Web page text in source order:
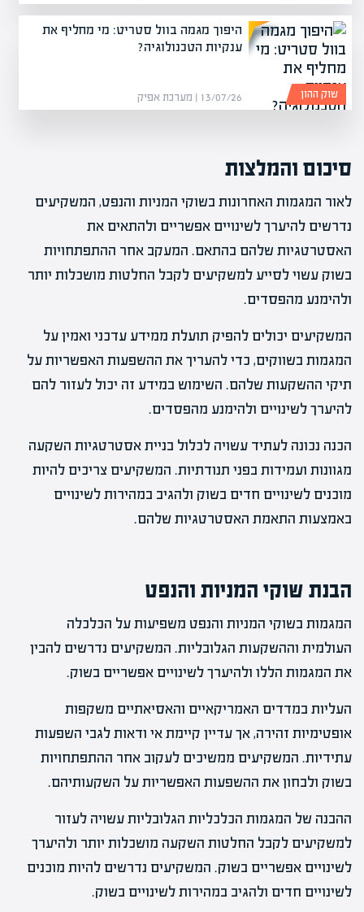
היפוך מגמה בוול סטריט: מי מחליף את
ענקיות הטכנולוגיה?
13/07/26 | מערכת אפיק שוק ההון
סיכום והמלצות
לאור המגמות האחרונות בשוקי המניות והנפט, המשקיעים
נדרשים להיערך לשינויים אפשריים ולהתאים את
האסטרטגיות שלהם בהתאם. המעקב אחר ההתפתחויות
בשוק עשוי לסייע למשקיעים לקבל החלטות מושכלות יותר
ולהימנע מהפסדים.
המשקיעים יכולים להפיק תועלת ממידע עדכני ואמין על
המגמות בשווקים, כדי להעריך את ההשפעות האפשריות על
תיקי ההשקעות שלהם. השימוש במידע זה יכול לעזור להם
להיערך לשינויים ולהימנע מהפסדים.
הכנה נכונה לעתיד עשויה לכלול בניית אסטרטגיות השקעה
מגוונות ועמידות בפני תנודתיות. המשקיעים צריכים להיות
מוכנים לשינויים חדים בשוק ולהגיב במהירות לשינויים
באמצעות התאמת האסטרטגיות שלהם.
הבנת שוקי המניות והנפט
המגמות בשוקי המניות והנפט משפיעות על הכלכלה
העולמית וההשקעות הגלובליות. המשקיעים נדרשים להבין
את המגמות הללו ולהיערך לשינויים אפשריים בשוק.
העליות במדדים האמריקאיים והאסיאתיים משקפות
אופטימיות זהירה, אך עדיין קיימת אי ודאות לגבי השפעות
עתידיות. המשקיעים ממשיכים לעקוב אחר ההתפתחויות
בשוק ולבחון את ההשפעות האפשריות על השקעותיהם.
ההבנה של המגמות הכלכליות הגלובליות עשויה לעזור
למשקיעים לקבל החלטות השקעה מושכלות יותר ולהיערך
לשינויים אפשריים בשוק. המשקיעים נדרשים להיות מוכנים
לשינויים חדים ולהגיב במהירות לשינויים בשוק.